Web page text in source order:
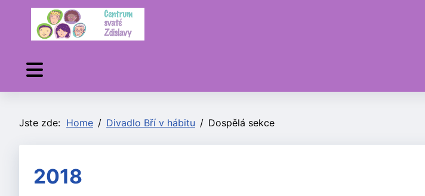
Jste zde: Home Divadlo Bří v hábitu Dospělá sekce
2018